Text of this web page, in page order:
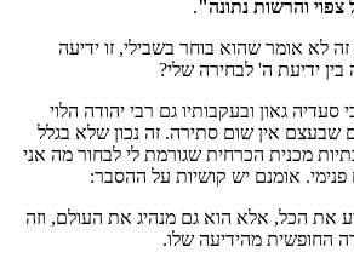
צפוי והרשות נתונה".
לא אומר שהוא בוחר בשבילי, זו ידיעה
ידיעת ה' לבחירה שלי?
גאון ובעקבותיו גם רבי יהודה הלוי
שבעצם אין שום סתירה. זה נכון שלא בגלל
מכנית הכרחית שגורמת לי לבחור מה אני
אומנם יש קושיות על ההסבר:
את הכל, אלא הוא גם מנהיג את העולם, וזה
החופשית מהידיעה שלו.